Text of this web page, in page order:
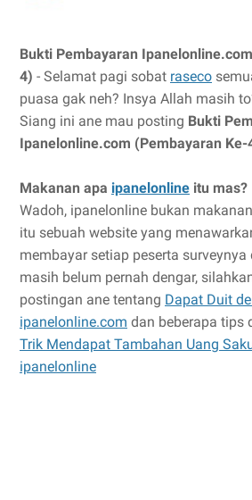
Bukti Pembayaran
4) - Selamat pagi sobat raseco
puasa gak neh? Insya Allah masih
Siang ini ane mau posting Bukti
Ipanelonline.com (Pembayaran Ke-
Makanan apa ipanelonline itu mas?
Wadoh, ipanelonline bukan
itu sebuah website yang
membayar setiap peserta surveynya
masih belum pernah dengar,
postingan ane tentang Dapat Duit
ipanelonline.com dan beberapa tips
Trik Mendapat Tambahan Uang
ipanelonline